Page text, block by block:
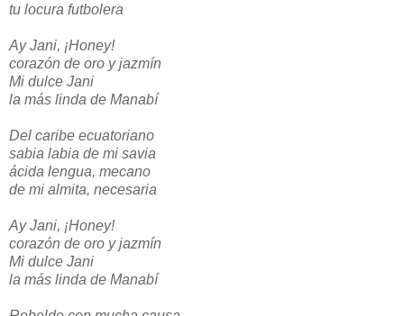
tu locura futbolera
Ay Jani, ¡Honey!
corazón de oro y jazmín
Mi dulce Jani
la más linda de Manabí
Del caribe ecuatoriano
sabia labia de mi savia
ácida lengua, mecano
de mi almita, necesaria
Ay Jani, ¡Honey!
corazón de oro y jazmín
Mi dulce Jani
la más linda de Manabí